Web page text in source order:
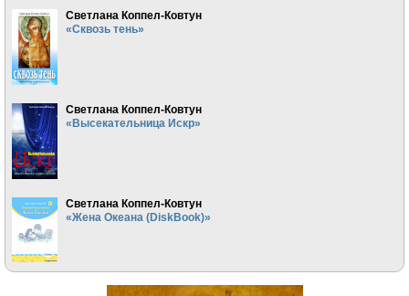
Светлана Коппел-Ковтун
«Сквозь тень»
Светлана Коппел-Ковтун
«Высекательница Искр»
Светлана Коппел-Ковтун
«Жена Океана (DiskBook)»